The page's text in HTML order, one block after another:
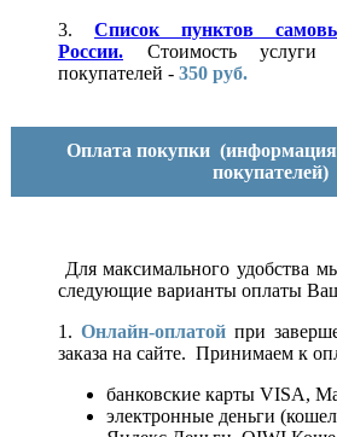
3. Список пунктов
России.
Стоимость услуги
покупателей - 350 руб.
Оплата покупки
покупателей)
Для максимального удобства
следующие варианты оплаты
1. Онлайн-оплатой при
заказа на сайте. Принимаем к
банковские карты VISA,
электронные деньги